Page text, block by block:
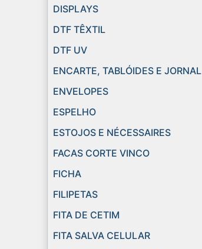
DISPLAYS
DTF TÊXTIL
DTF UV
ENCARTE, TABLÓIDES E JORNAL
ENVELOPES
ESPELHO
ESTOJOS E NÉCESSAIRES
FACAS CORTE VINCO
FICHA
FILIPETAS
FITA DE CETIM
FITA SALVA CELULAR